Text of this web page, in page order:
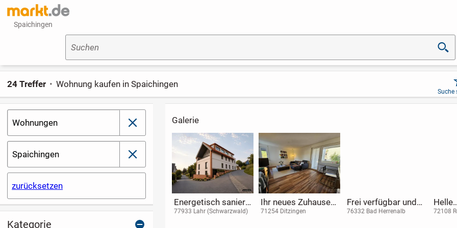
Spaichingen
Suchen
Wohnungen schließen
Spaichingen schließen
zurücksetzen
24 Treffer Wohnung kaufen in Spaichingen
Suche
Galerie
Attraktive 2 Zimmer
ETW im
Obergeschoss,
68766 Hockenheim
Jackpot EG mit
Garten und Garage
76661 Philippsburg
Energetisch saniert
& barrierefrei * 4-Zi-
77933 Lahr (Schwarzwald)
Ihr neues Zuhause
in Ditzingen - Helle 3
71254 Ditzingen
Frei verfügbar und
provisionsfrei -
76332 Bad Herrenalb
Helle
72108
Kategorie